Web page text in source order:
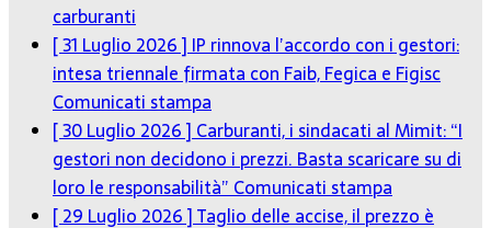
carburanti
[ 31 Luglio 2026 ] IP rinnova l’accordo con i gestori:
intesa triennale firmata con Faib, Fegica e Figisc
Comunicati stampa
[ 30 Luglio 2026 ] Carburanti, i sindacati al Mimit: “I
gestori non decidono i prezzi. Basta scaricare su di
loro le responsabilità” Comunicati stampa
[ 29 Luglio 2026 ]Taglio delle accise, il prezzo è